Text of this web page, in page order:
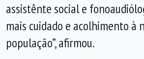
assistênte social e
mais cuidado e acolhimento à
população”, afirmou.